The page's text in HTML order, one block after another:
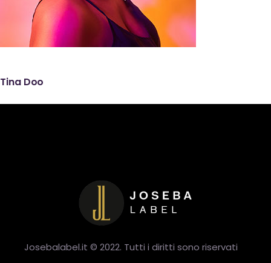
Tina Doo
Josebalabel.it © 2022. Tutti i diritti sono riservati